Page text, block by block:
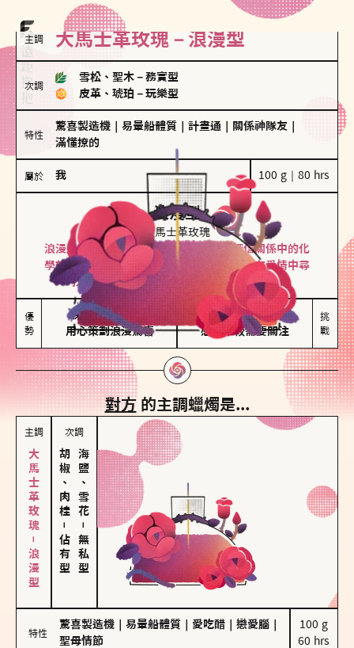
主調 大馬士革玫瑰－浪漫型
次調
雪松、聖木 － 務實型
皮革、琥珀 － 玩樂型
特性
驚喜製造機 易暈船體質 計畫通 關係神隊友
滿懂撩的
屬於 我 100 g｜80 hrs
浪漫型
大馬士革玫瑰
浪漫型的人以激情與性吸引力為基礎，深信關係中的化
學效應，認為每次相遇都是命中註定。傾向在愛情中尋
找火花，經常表達對另一半的愛意和讚美。
優
勢
保持戀愛新鮮感
用心策劃浪漫驚喜
情緒起伏較大
感情中較需要關注
挑
戰
對方的主調蠟燭是...
主調
大馬士革玫瑰－浪漫型
次調
胡椒、肉桂
－
佔有型
海鹽、雪花
－
無私型
特性
驚喜製造機 易暈船體質 愛吃醋 戀愛腦
聖母情節
100 g
60 hrs